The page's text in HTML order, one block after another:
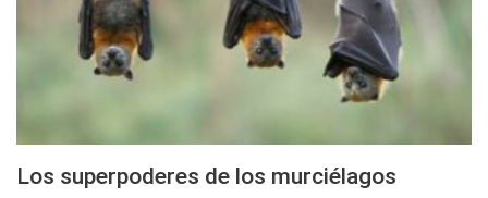
Los superpoderes de los murciélagos